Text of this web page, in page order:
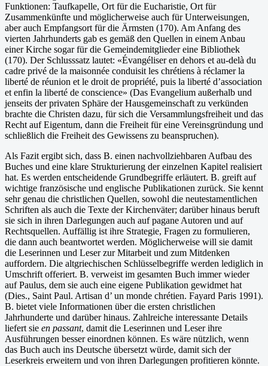
Funktionen: Taufkapelle, Ort für die Eucharistie, Ort für
Zusammenkünfte und möglicherweise auch für Unterweisungen,
aber auch Empfangsort für die Ärmsten (170). Am Anfang des
vierten Jahrhunderts gab es gemäß den Quellen in einem Anbau
einer Kirche sogar für die Gemeindemitglieder eine Bibliothek
(170). Der Schlusssatz lautet: «Évangéliser en dehors et au-delà du
cadre privé de la maisonnée conduisit les chrétiens à réclamer la
liberté de réunion et le droit de propriété, puis la liberté d’association
et enfin la liberté de conscience» (Das Evangelium außerhalb und
jenseits der privaten Sphäre der Hausgemeinschaft zu verkünden
brachte die Christen dazu, für sich die Versammlungsfreiheit und das
Recht auf Eigentum, dann die Freiheit für eine Vereinsgründung und
schließlich die Freiheit des Gewissens zu beanspruchen).
Als Fazit ergibt sich, dass B. einen nachvollziehbaren Aufbau des
Buches und eine klare Strukturierung der einzelnen Kapitel realisiert
hat. Es werden entscheidende Grundbegriffe erläutert. B. greift auf
wichtige französische und englische Publikationen zurück. Sie kennt
sehr genau die christlichen Quellen, sowohl die neutestamentlichen
Schriften als auch die Texte der Kirchenväter; darüber hinaus beruft
sie sich in ihren Darlegungen auch auf pagane Autoren und auf
Rechtsquellen. Auffällig ist ihre Strategie, Fragen zu formulieren,
die dann auch beantwortet werden. Möglicherweise will sie damit
die Leserinnen und Leser zur Mitarbeit und zum Mitdenken
auffordern. Die altgriechischen Schlüsselbegriffe werden lediglich in
Umschrift offeriert. B. verweist im gesamten Buch immer wieder
auf Paulus, dem sie auch eine eigene Publikation gewidmet hat
(Dies., Saint Paul. Artisan d’ un monde chrétien. Fayard Paris 1991).
B. bietet viele Informationen über die ersten christlichen
Jahrhunderte und darüber hinaus. Zahlreiche interessante Details
liefert sie en passant, damit die Leserinnen und Leser ihre
Ausführungen besser einordnen können. Es wäre nützlich, wenn
das Buch auch ins Deutsche übersetzt würde, damit sich der
Leserkreis erweitern und von ihren Darlegungen profitieren könnte.